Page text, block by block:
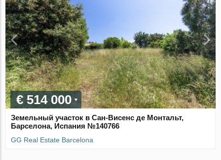
€ 514 000
Земельный участок в Сан-Висенс де Монтальт,
Барселона, Испания №140766
GG Real Estate Barcelona